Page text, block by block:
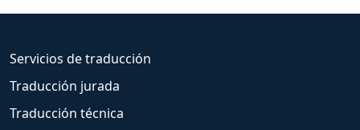
Servicios de traducción
Traducción jurada
Traducción técnica